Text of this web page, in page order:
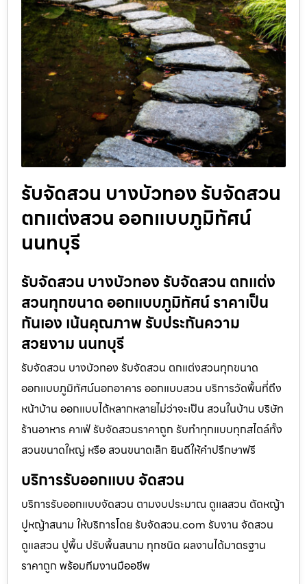
รับจัดสวน บางบัวทอง รับจัดสวน
ตกแต่งสวน ออกแบบภูมิทัศน์
นนทบุรี
รับจัดสวน บางบัวทอง รับจัดสวน ตกแต่ง
สวนทุกขนาด ออกแบบภูมิทัศน์ ราคาเป็น
กันเอง เน้นคุณภาพ รับประกันความ
สวยงาม นนทบุรี
รับจัดสวน บางบัวทอง รับจัดสวน ตกแต่งสวนทุกขนาด
ออกแบบภูมิทัศน์นอกอาคาร ออกแบบสวน บริการวัดพื้นที่ถึง
หน้าบ้าน ออกแบบได้หลากหลายไม่ว่าจะเป็น สวนในบ้าน บริษัท
ร้านอาหาร คาเฟ่ รับจัดสวนราคาถูก รับทำทุกแบบทุกสไตล์ทั้ง
สวนขนาดใหญ่ หรือ สวนขนาดเล็ก ยินดีให้คำปรึกษาฟรี
บริการรับออกแบบ จัดสวน
บริการรับออกแบบจัดสวน ตามงบประมาณ ดูเเลสวน ตัดหญ้า
ปูหญ้าสนาม ให้บริการโดย รับจัดสวน.com รับงาน จัดสวน
ดูแลสวน ปูพื้น ปรับพื้นสนาม ทุกชนิด ผลงานได้มาตรฐาน
ราคาถูก พร้อมทีมงานมืออชีพ